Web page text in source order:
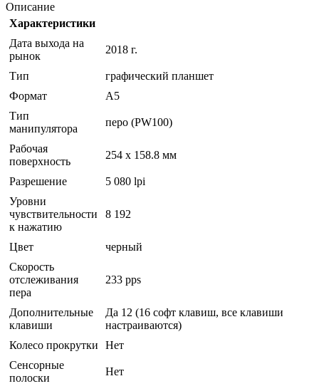
Описание
Характеристики
Дата выхода на
рынок
2018 г.
Тип
графический планшет
Формат
A5
Тип
манипулятора
перо (PW100)
Рабочая
поверхность
254 x 158.8 мм
Разрешение
5 080 lpi
Уровни
чувствительности
к нажатию
8 192
Цвет
черный
Скорость
отслеживания
пера
233 pps
Дополнительные
клавиши
Да 12 (16 софт клавиш, все клавиши
настраиваются)
Колесо прокрутки
Нет
Сенсорные
полоски
Нет